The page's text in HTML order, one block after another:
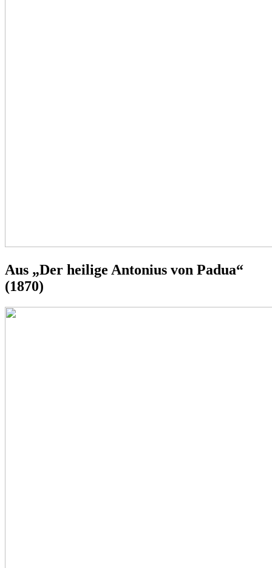
Aus „Der heilige Antonius von Padua“
(1870)